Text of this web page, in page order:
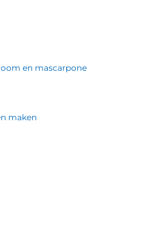
en mascarpone
maken